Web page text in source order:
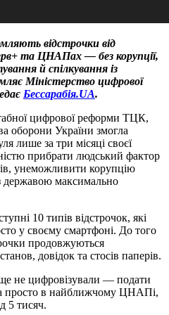
відстрочки від
та ЦНАПах — без корупції,
й спілкування із
Міністерство цифрової
Бессарабія.UA.
цифрової реформи ТЦК,
оборони України змогла
лише за три місяці своєї
прибрати людський фактор
унеможливити корупцію
державою максимально
10 типів відстрочок, які
у своєму смартфоні. До того
продовжуються
довідок та стосів паперів.
не цифровізували — подати
просто в найближчому ЦНАПі,
5 тисяч.